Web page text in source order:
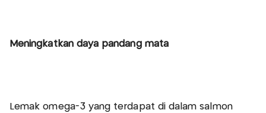
Meningkatkan daya pandang mata
Lemak omega-3 yang terdapat di dalam salmon